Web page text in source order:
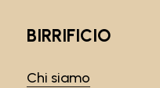
BIRRIFICIO
Chi siamo